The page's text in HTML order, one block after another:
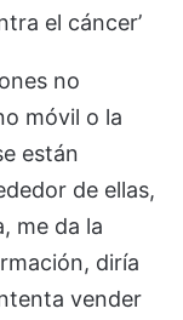
el cáncer’
no
móvil o la
están
de ellas,
me da la
diría
vender